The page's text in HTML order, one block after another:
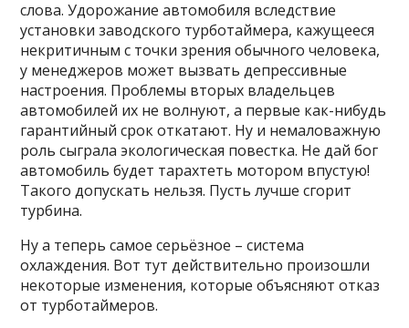
слова. Удорожание автомобиля вследствие
установки заводского турботаймера, кажущееся
некритичным с точки зрения обычного человека,
у менеджеров может вызвать депрессивные
настроения. Проблемы вторых владельцев
автомобилей их не волнуют, а первые как-нибудь
гарантийный срок откатают. Ну и немаловажную
роль сыграла экологическая повестка. Не дай бог
автомобиль будет тарахтеть мотором впустую!
Такого допускать нельзя. Пусть лучше сгорит
турбина.
Ну а теперь самое серьёзное – система
охлаждения. Вот тут действительно произошли
некоторые изменения, которые объясняют отказ
от турботаймеров.